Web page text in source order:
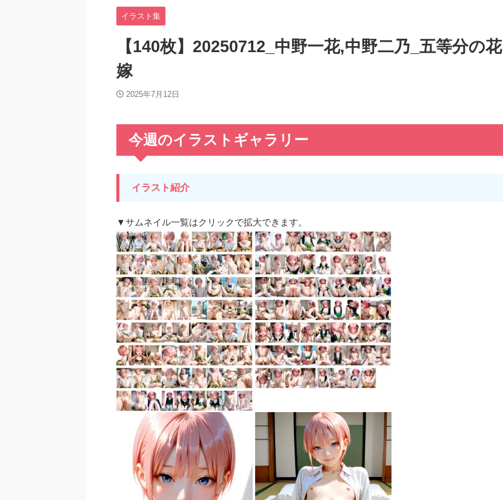
イラスト集
【140枚】20250712_中野一花,中野二乃_五等分の花
嫁
2025年7月12日
今週のイラストギャラリー
イラスト紹介
▼サムネイル一覧はクリックで拡大できます。